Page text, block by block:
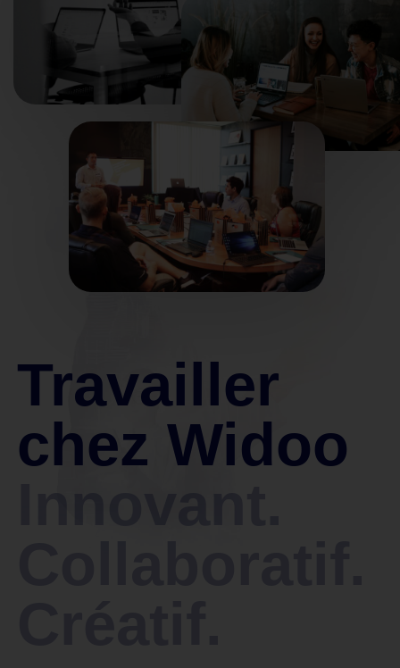
Travailler
chez Widoo